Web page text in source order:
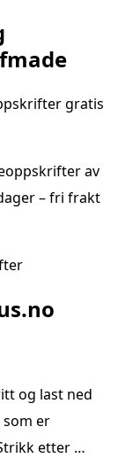
gratis
av
– fri frakt
og last ned
er
etter …